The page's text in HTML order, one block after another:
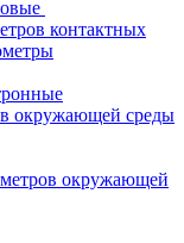
контактных
окружающей среды
окружающей